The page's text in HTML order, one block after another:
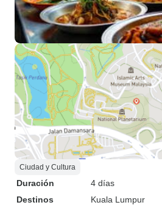
Ciudad y Cultura
Duración
4 días
Destinos
Kuala Lumpur